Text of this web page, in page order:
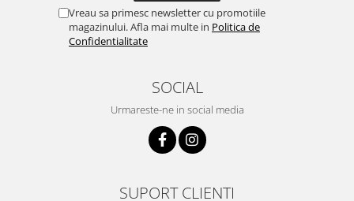
Vreau sa primesc newsletter cu promotiile
magazinului. Afla mai multe in Politica de
Confidentialitate
SOCIAL
Urmareste-ne in social media
SUPORT CLIENTI